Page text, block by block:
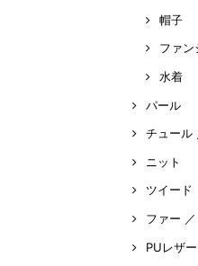
帽子
ファン
水着
パール
チュール
ニット
ツイード
ファー
PUレザー